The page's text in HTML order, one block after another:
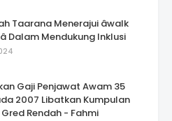
Taarana Menerajui âwalk
Dalam Mendukung Inklusi
Gaji Penjawat Awam 35
2007 Libatkan Kumpulan
Rendah - Fahmi